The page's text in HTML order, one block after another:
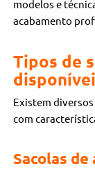
modelos e
acabamento
Tipos de
Existem
com
Sacolas